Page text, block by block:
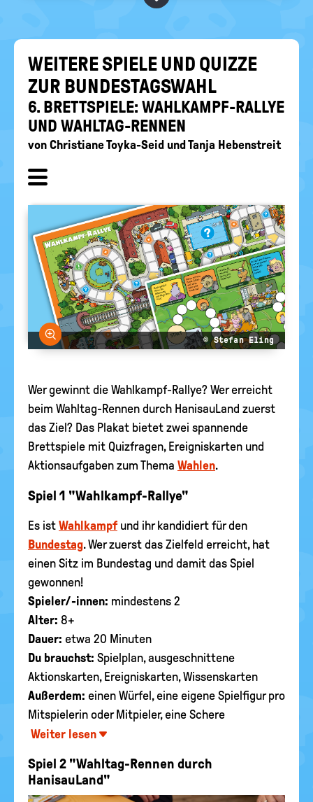
politische
WEI­TE­RE SPIE­LE UND QUIZ­ZE
ZUR BUN­DES­TAGS­WAHL
6. BRETT­SPIE­LE: WAHLKAMPF-​RALLYE
UND WAHLTAG-​RENNEN
von Christiane Toyka-Seid und Tanja Hebenstreit
ein-/
ausblenden
Bild vergrößern
© Stefan Eling
Wer gewinnt die Wahlkampf-Rallye? Wer erreicht
beim Wahltag-Rennen durch HanisauLand zuerst
das Ziel? Das Plakat bietet zwei spannende
Brettspiele mit Quizfragen, Ereigniskarten und
Aktionsaufgaben zum Thema Wahlen.
Spiel 1 "Wahlkampf-Rallye"
Es ist Wahlkampfund ihr kandidiert für den
Bundestag. Wer zuerst das Zielfeld erreicht, hat
einen Sitz im Bundestag und damit das Spiel
gewonnen!
Spieler/-innen: mindestens 2
Alter: 8+
Dauer: etwa 20 Minuten
Du brauchst: Spielplan, ausgeschnittene
Aktionskarten, Ereigniskarten, Wissenskarten
Außerdem: einen Würfel, eine eigene Spielfigur pro
Mitspielerin oder Mitpieler, eine Schere
Weiter lesen
Spiel 2 "Wahltag-Rennen durch
HanisauLand"